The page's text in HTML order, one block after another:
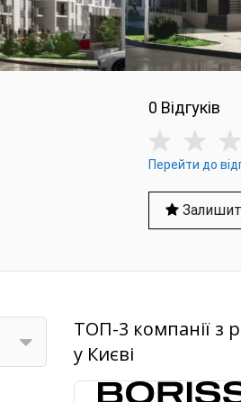
0 Вiдгукiв
Перейти до
ТОП-3 компанії з
у Києві